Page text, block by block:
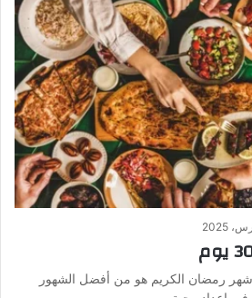
رمضان 30 يوم شهر رمضان الكريم هو من أفضل الشهور